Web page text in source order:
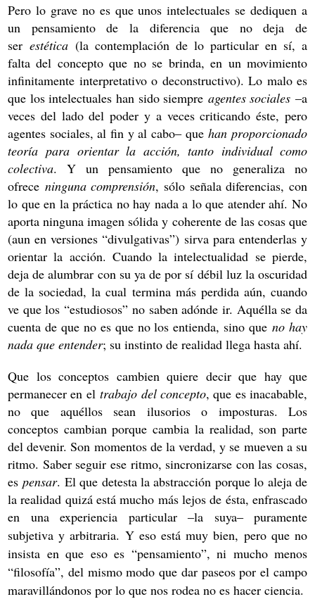
Pero lo grave no es que unos intelectuales se dediquen a
un pensamiento de la diferencia que no deja de
ser estética (la contemplación de lo particular en sí, a
falta del concepto que no se brinda, en un movimiento
infinitamente interpretativo o deconstructivo). Lo malo es
que los intelectuales han sido siempre agentes sociales ‒a
veces del lado del poder y a veces criticandoéste, pero
agentes sociales, al fin y al cabo‒que han proporcionado
teoría para orientar la acción, tanto individual como
colectiva. Y un pensamiento que no generaliza no
ofrece ninguna comprensión, sólo señala diferencias, con
lo que en la práctica no hay nada a lo que atender ahí. No
aporta ninguna imagen sólida y coherente de las cosas que
(aun en versiones “divulgativas”) sirva para entenderlas y
orientar la acción. Cuando la intelectualidad se pierde,
deja de alumbrar con su ya de por sí débil luz la oscuridad
de la sociedad, la cual termina más perdida aún, cuando
ve que los “estudiosos” no saben adónde ir. Aquélla se da
cuenta de que no es que no los entienda, sino que no hay
nada que entender; su instinto de realidad llega hasta ahí.
Que los conceptos cambien quiere decir que hay que
permanecer en el trabajo del concepto, que es inacabable,
no que aquéllos sean ilusorios o imposturas. Los
conceptos cambian porque cambia la realidad, son parte
del devenir. Son momentos de la verdad, y se mueven a su
ritmo. Saber seguir ese ritmo, sincronizarse con las cosas,
es pensar. El que detesta la abstracción porque lo aleja de
la realidad quizá está mucho más lejos de ésta, enfrascado
en una experiencia particular‒la suya‒puramente
subjetiva y arbitraria. Y eso está muy bien, pero que no
insista en que eso es “pensamiento”, ni mucho menos
“filosofía”, del mismo modo que dar paseos por el campo
maravillándonos por lo que nos rodea no es hacer ciencia.